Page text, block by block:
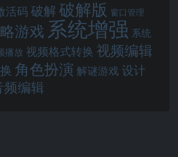
活码 破解 破解版 窗口管理
游戏 系统增强 系统
播放 视频格式转换 视频编辑
角色扮演 解谜游戏 设计
频编辑